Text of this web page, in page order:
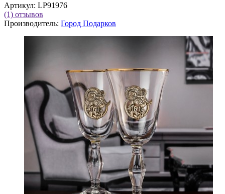
Артикул: LP91976
(1) отзывов
Производитель: Город Подарков